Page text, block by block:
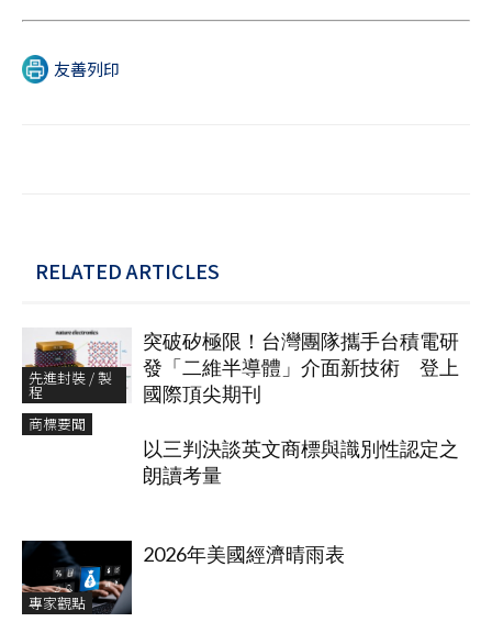
友善列印
RELATED ARTICLES
先進封裝 / 製
程
突破矽極限！台灣團隊攜手台積電研
發「二維半導體」介面新技術 登上
國際頂尖期刊
商標要聞
以三判決談英文商標與識別性認定之
朗讀考量
專家觀點
2026年美國經濟晴雨表